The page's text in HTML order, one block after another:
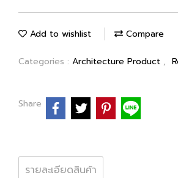
Add to wishlist Compare
Categories : Architecture Product ,
Share
รายละเอียดสินค้า